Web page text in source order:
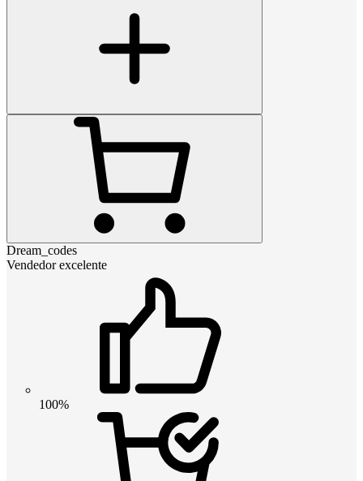
Dream_codes
Vendedor excelente
100%